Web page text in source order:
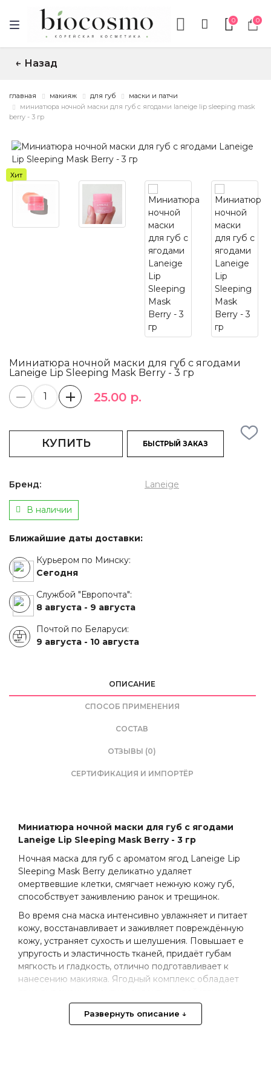
0 0
↑ Назад
главная макияж для губ
маски и патчи
миниатюра ночной маски для губ с ягодами laneige lip sleeping mask
berry - 3 гр
Хит
Миниатюра ночной маски для губ с ягодами
Laneige Lip Sleeping Mask Berry - 3 гр
25.00 р.
КУПИТЬ БЫСТРЫЙ ЗАКАЗ
Бренд: Laneige
В наличии
Ближайшие даты доставки:
Курьером по Минску:
Сегодня
Службой "Европочта":
8 августа - 9 августа
Почтой по Беларуси:
9 августа - 10 августа
ОПИСАНИЕ
СПОСОБ ПРИМЕНЕНИЯ
СОСТАВ
ОТЗЫВЫ (0)
СЕРТИФИКАЦИЯ И ИМПОРТЁР
Миниатюра ночной маски для губ с ягодами
Laneige Lip Sleeping Mask Berry - 3 гр
Ночная маска для губ с ароматом ягод Laneige Lip
Sleeping Mask Вerry деликатно удаляет
омертвевшие клетки, смягчает нежную кожу губ,
способствует заживлению ранок и трещинок.
Во время сна маска интенсивно увлажняет и питает
кожу, восстанавливает и заживляет повреждённую
кожу, устраняет сухость и шелушения. Повышает е
упругость и эластичность тканей, придаёт губам
мягкость и гладкость, отлично подготавливает к
нанесению макияжа. Ягодный комплекс обладает
улучшает цвет губ и смягчает. Ночная маска
обладает приятным сладковатым ягодным ароматом
Развернуть описание ↓